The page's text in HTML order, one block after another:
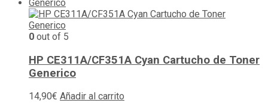
0 out of 5
HP CE311A/CF351A Cyan Cartucho de Toner
Generico
14,90€ Añadir al carrito